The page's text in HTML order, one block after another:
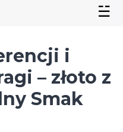
☱
i
– złoto z
Smak